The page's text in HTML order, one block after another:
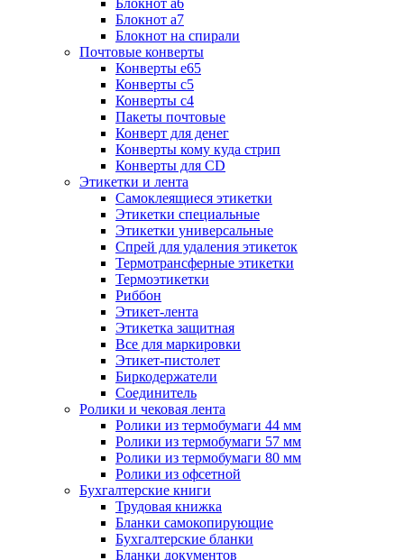
Блокнот а6
Блокнот а7
Блокнот на спирали
Почтовые конверты
Конверты е65
Конверты с5
Конверты с4
Пакеты почтовые
Конверт для денег
Конверты кому куда стрип
Конверты для CD
Этикетки и лента
Самоклеящиеся этикетки
Этикетки специальные
Этикетки универсальные
Спрей для удаления этикеток
Термотрансферные этикетки
Термоэтикетки
Риббон
Этикет-лента
Этикетка защитная
Все для маркировки
Этикет-пистолет
Биркодержатели
Соединитель
Ролики и чековая лента
Ролики из термобумаги 44 мм
Ролики из термобумаги 57 мм
Ролики из термобумаги 80 мм
Ролики из офсетной
Бухгалтерские книги
Трудовая книжка
Бланки самокопирующие
Бухгалтерские бланки
Бланки документов